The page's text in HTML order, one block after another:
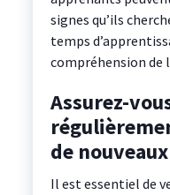
signes qu’ils
temps
compréhension de
Assurez-
de
Il est essentiel de